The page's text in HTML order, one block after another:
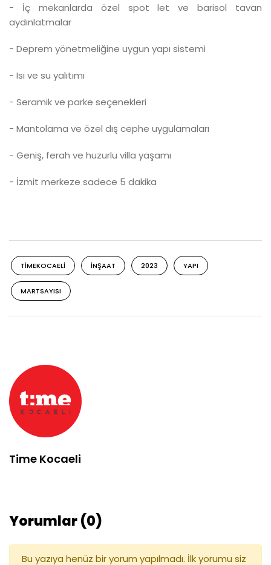
- İç mekanlarda özel spot let ve barisol tavan
aydınlatmalar
- Deprem yönetmeliğine uygun yapı sistemi
- Isı ve su yalıtımı
- Seramik ve parke seçenekleri
- Mantolama ve özel dış cephe uygulamaları
- Geniş, ferah ve huzurlu villa yaşamı
- İzmit merkeze sadece 5 dakika
TIMEKOCAELI INŞAAT 2023 YAPI
MARTSAYISI
Time Kocaeli
Yorumlar (0)
Bu yazıya henüz bir yorum yapılmadı. İlk yorumu siz